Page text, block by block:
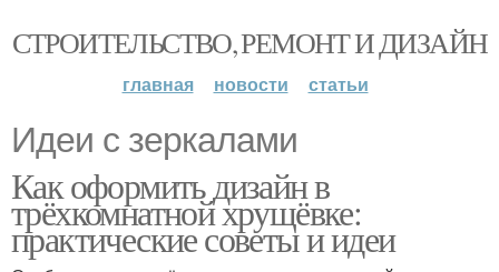
СТРОИТЕЛЬСТВО, РЕМОНТ И ДИЗАЙН
главная новости статьи
Идеи с зеркалами
Как оформить дизайн в
трёхкомнатной хрущёвке:
практические советы и идеи